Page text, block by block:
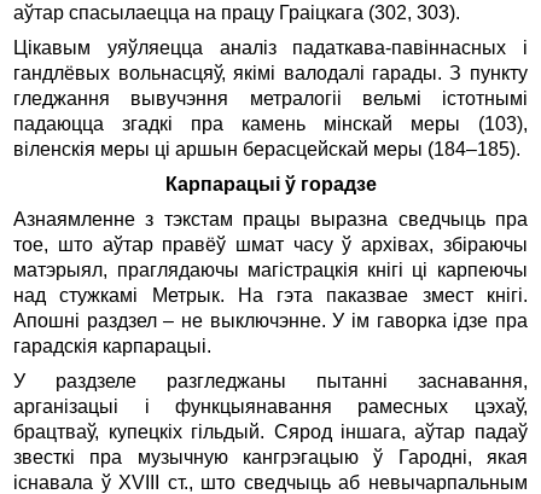
аўтар спасылаецца на працу Граіцкага (302, 303).
Цікавым уяўляецца аналіз падаткава-павіннасных і
гандлёвых вольнасцяў, якімі валодалі гарады. З пункту
гледжання вывучэння метралогіі вельмі істотнымі
падаюцца згадкі пра камень мінскай меры (103),
віленскія меры ці аршын берасцейскай меры (184–185).
Карпарацыі ў горадзе
Азнаямленне з тэкстам працы выразна сведчыць пра
тое, што аўтар правёў шмат часу ў архівах, збіраючы
матэрыял, праглядаючы магістрацкія кнігі ці карпеючы
над стужкамі Метрык. На гэта паказвае змест кнігі.
Апошні раздзел – не выключэнне. У ім гаворка ідзе пра
гарадскія карпарацыі.
У раздзеле разгледжаны пытанні заснавання,
арганізацыі і функцыянавання рамесных цэхаў,
брацтваў, купецкіх гільдый. Сярод іншага, аўтар падаў
звесткі пра музычную кангрэгацыю ў Гародні, якая
існавала ў XVIII ст., што сведчыць аб невычарпальным